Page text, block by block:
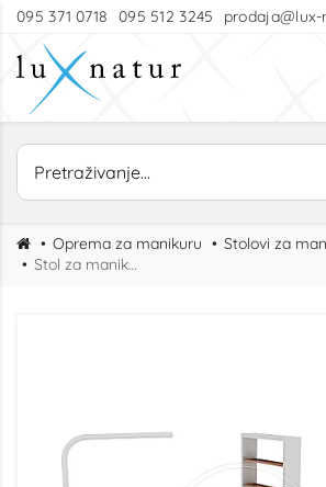
095 371 0718 095 512 3245
Oprema za manikuru
Stolovi za
Stol za manikuru ROZA double